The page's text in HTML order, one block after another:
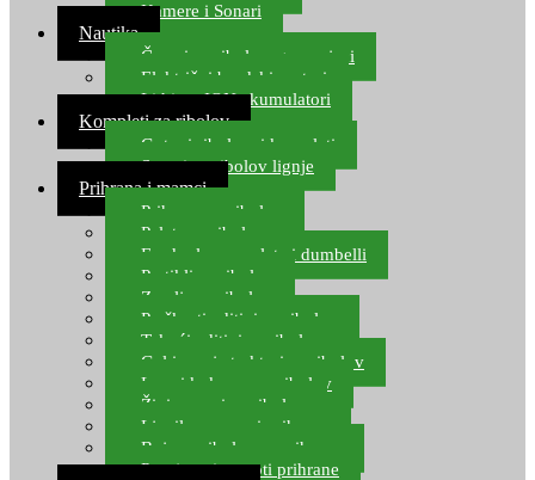
Kamere i Sonari
Nautika
Čamci za ribolov, gumenjaci
Električni brodski motori
Lithium ION akumulatori
Kompleti za ribolov
Gotovi ribolovni kompleti
Setovi za ribolov lignje
Prihrana i mamci
Prihrana za ribolov
Pelete za ribolov
Feeder lovne pelete i dumbelli
Partikli za ribolov
Zemlja za ribolov
Praškasti aditivi za ribolov
Tekući aditivi za ribolov
Gel i sprej atraktori za ribolov
Lovni kukuruz za ribolov
Živi mamci za ribolov
Ljepilo za crve i prihranu
Boje za ribolovnu prihranu
Provjereni recepti prihrane